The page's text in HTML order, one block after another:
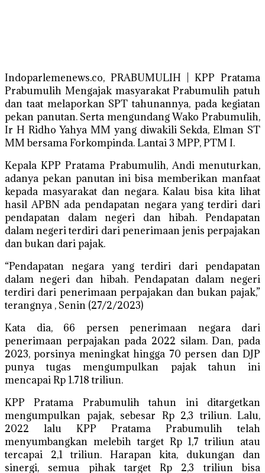
Indoparlemenews.co, PRABUMULIH | KPP Pratama
Prabumulih Mengajak masyarakat Prabumulih patuh
dan taat melaporkan SPT tahunannya, pada kegiatan
pekan panutan. Serta mengundang Wako Prabumulih,
Ir H Ridho Yahya MM yang diwakili Sekda, Elman ST
MM bersama Forkompinda. Lantai 3 MPP, PTM I.
Kepala KPP Pratama Prabumulih, Andi menuturkan,
adanya pekan panutan ini bisa memberikan manfaat
kepada masyarakat dan negara. Kalau bisa kita lihat
hasil APBN ada pendapatan negara yang terdiri dari
pendapatan dalam negeri dan hibah. Pendapatan
dalam negeri terdiri dari penerimaan jenis perpajakan
dan bukan dari pajak.
“Pendapatan negara yang terdiri dari pendapatan
dalam negeri dan hibah. Pendapatan dalam negeri
terdiri dari penerimaan perpajakan dan bukan pajak,”
terangnya , Senin (27/2/2023)
Kata dia, 66 persen penerimaan negara dari
penerimaan perpajakan pada 2022 silam. Dan, pada
2023, porsinya meningkat hingga 70 persen dan DJP
punya tugas mengumpulkan pajak tahun ini
mencapai Rp 1.718 triliun.
KPP Pratama Prabumulih tahun ini ditargetkan
mengumpulkan pajak, sebesar Rp 2,3 triliun. Lalu,
2022 lalu KPP Pratama Prabumulih telah
menyumbangkan melebih target Rp 1,7 triliun atau
tercapai 2,1 triliun. Harapan kita, dukungan dan
sinergi, semua pihak target Rp 2,3 triliun bisa